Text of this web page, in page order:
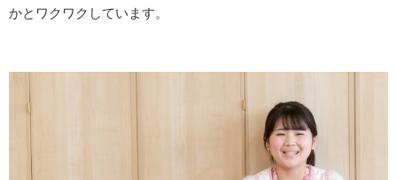
かとワクワクしています。